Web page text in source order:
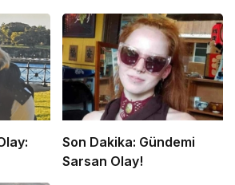
Son Dakika: Gündemi
Sarsan Olay!